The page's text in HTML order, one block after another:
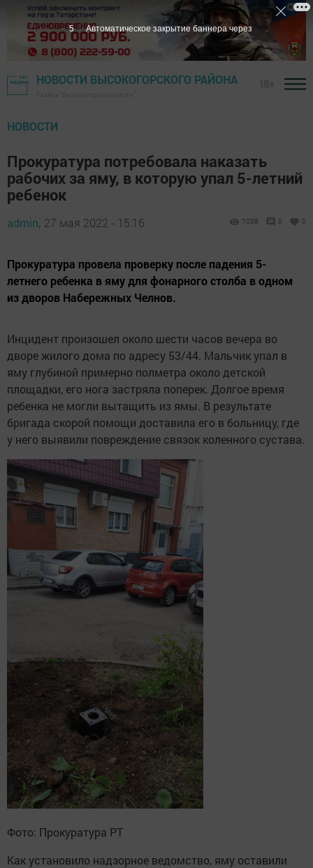
НОВОСТИ ВЫСОКОГОРСКОГО РАЙОНА
НОВОСТИ
Прокуратура потребовала наказать
рабочих за яму, в которую упал 5-летний
ребенок
admin, 27 мая 2022 - 15:16 1038 0 0
Прокуратура провела проверку после падения 5-
летнего ребенка в яму для фонарного столба в одном
из дворов Набережных Челнов.
Инцидент произошел около шести часов вечера во
дворе жилого дома по адресу 53/44. Мальчик упал в
яму глубиной примерно полметра около детской
площадки, его нога застряла поперек. Долгое время
ребенка не могли вытащить из ямы. В результате
бригада скорой помощи доставила его в больницу, где
у него выявили повреждение связок коленного сустава.
Фото: Прокуратура РТ
Как установило надзорное ведомство, яму оставили
5 Автоматическое закрытие баннера через